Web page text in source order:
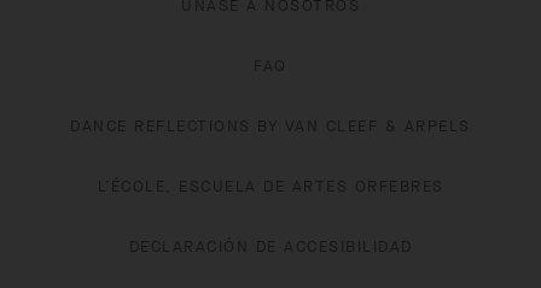
ÚNASE A NOSOTROS
FAQ
DANCE REFLECTIONS BY VAN CLEEF & ARPELS
L’ÉCOLE, ESCUELA DE ARTES ORFEBRES
DECLARACIÓN DE ACCESIBILIDAD